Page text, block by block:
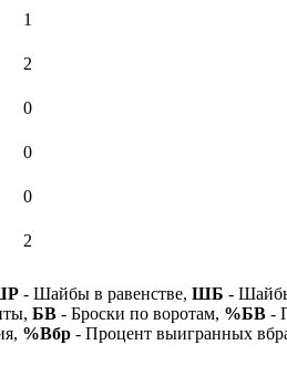
1
2
0
0
0
2
- Шайбы в равенстве, ШБ -
БВ - Броски по воротам, %БВ -
%Вбр - Процент выигранных